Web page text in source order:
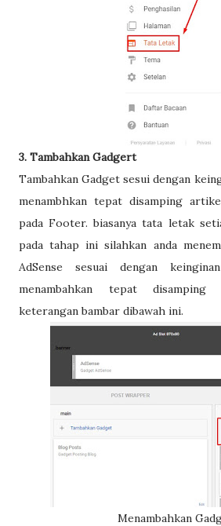
3. Tambahkan Gadgert
Tambahkan Gadget sesui dengan
menambhkan tepat disamping
pada Footer. biasanya tata letak
pada tahap ini silahkan anda
AdSense sesuai dengan
menambahkan tepat
keterangan bambar dibawah ini.
Menambahkan